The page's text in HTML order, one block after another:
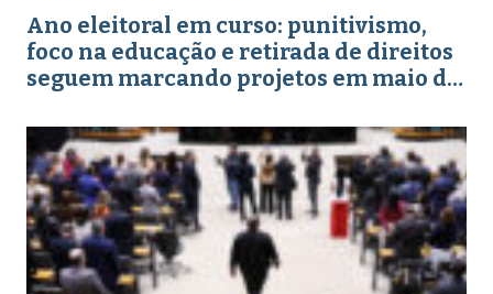
Ano eleitoral em curso: punitivismo,
foco na educação e retirada de direitos
seguem marcando projetos em maio de